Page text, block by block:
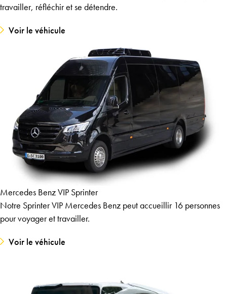
travailler, réfléchir et se détendre.
Voir le véhicule
Mercedes Benz VIP Sprinter
Notre Sprinter VIP Mercedes Benz peut accueillir 16 personnes
pour voyager et travailler.
Voir le véhicule